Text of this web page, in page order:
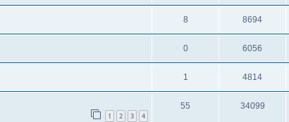
8 8694
0 6056
1 4814
1 2 3 4
55 34099